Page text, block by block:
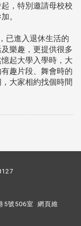
，特別邀請母校校
。
已進入退休生活的
樂趣，更提供很多
起大學入學時，大
趣片段、舞會時的
大家相約找個時間
5號506室 網頁維